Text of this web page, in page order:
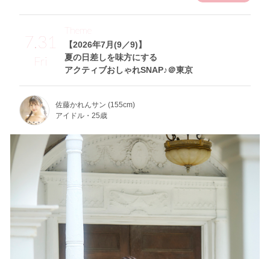
7.31
Fri
【2026年7月(9／9)】
夏の日差しを味方にする
アクティブおしゃれSNAP♪＠東京
Theme
佐藤かれんサン (155cm)
アイドル・25歳